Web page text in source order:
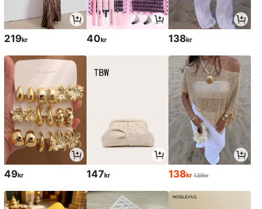
219kr 40kr 138kr
49kr 147kr 138kr 139kr